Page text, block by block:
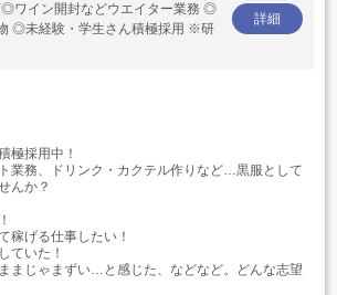
ワイン開封などウエイター業務 ◎
◎未経験・学生さん積極採用 ※研
詳細
極採用中！
業務、ドリンク・カクテル作りなど…黒服として
んか？
稼げる仕事したい！
ていた！
まじゃまずい…と感じた、などなど。どんな志望